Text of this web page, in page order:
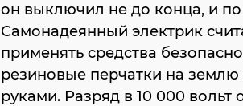
он выключил не до конца, и
Самонадеянный электрик
применять средства
резиновые перчатки на
руками. Разряд в 10 000 вольт